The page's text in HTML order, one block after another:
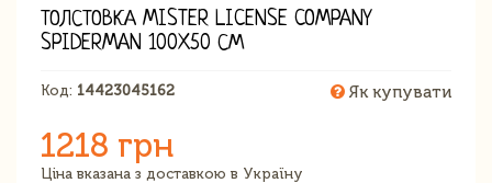
ТОЛСТОВКА MISTER LICENSE COMPANY
SPIDERMAN 100X50 СМ
Код: 14423045162 Як купувати
1218 грн
Ціна вказана з доставкою в Україну